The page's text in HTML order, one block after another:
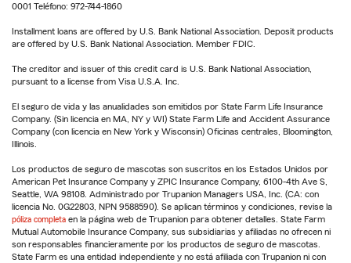
0001 Teléfono: 972-744-1860
Installment loans are offered by U.S. Bank National Association. Deposit products
are offered by U.S. Bank National Association. Member FDIC.
The creditor and issuer of this credit card is U.S. Bank National Association,
pursuant to a license from Visa U.S.A. Inc.
El seguro de vida y las anualidades son emitidos por State Farm Life Insurance
Company. (Sin licencia en MA, NY y WI) State Farm Life and Accident Assurance
Company (con licencia en New York y Wisconsin) Oficinas centrales, Bloomington,
Illinois.
Los productos de seguro de mascotas son suscritos en los Estados Unidos por
American Pet Insurance Company y ZPIC Insurance Company, 6100-4th Ave S,
Seattle, WA 98108. Administrado por Trupanion Managers USA, Inc. (CA: con
licencia No. 0G22803, NPN 9588590). Se aplican términos y condiciones, revise la
póliza completa en la página web de Trupanion para obtener detalles. State Farm
Mutual Automobile Insurance Company, sus subsidiarias y afiliadas no ofrecen ni
son responsables financieramente por los productos de seguro de mascotas.
State Farm es una entidad independiente y no está afiliada con Trupanion ni con